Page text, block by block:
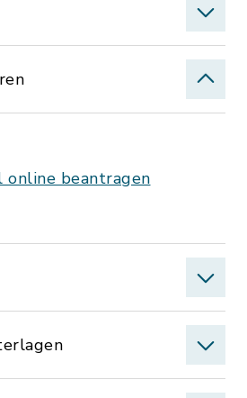
online beantragen